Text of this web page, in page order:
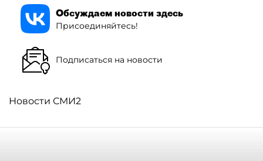
Обсуждаем новости здесь
Присоединяйтесь!
Подписаться на новости
Новости СМИ2